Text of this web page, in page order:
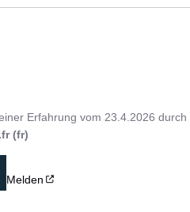
einer Erfahrung vom 23.4.2026 durch
(fr)
Melden